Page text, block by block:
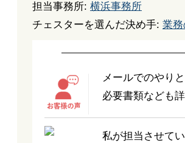
担当事務所: 横浜事務所
チェスターを選んだ決め手: 業
メールでのやり
必要書類なども
私が担当させて